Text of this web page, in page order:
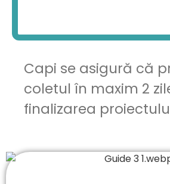
Capi se asigură că
coletul în maxim 2
finalizarea